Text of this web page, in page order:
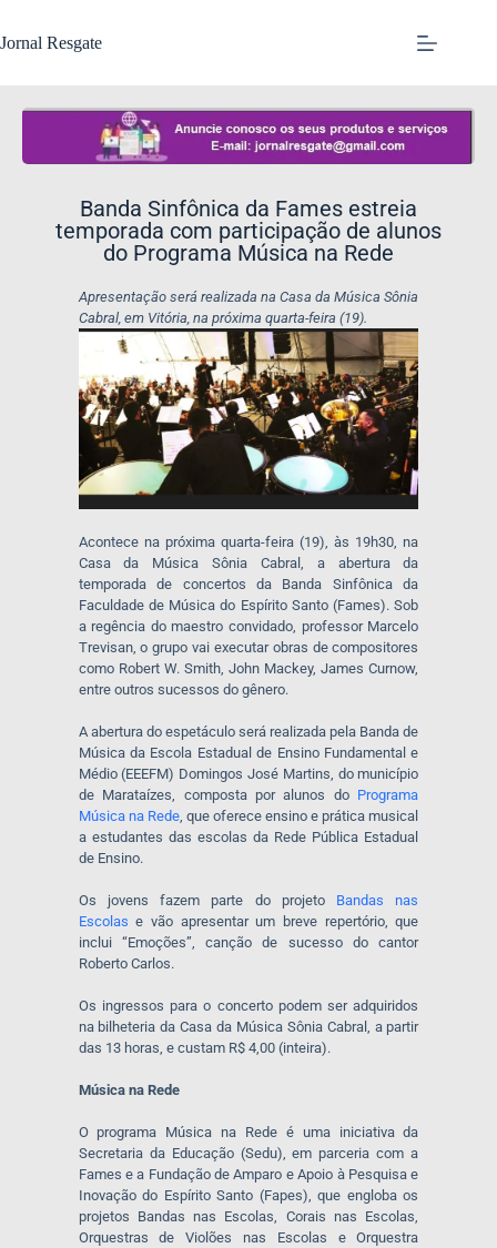
Jornal Resgate
Banda Sinfônica da Fames estreia
temporada com participação de alunos
do Programa Música na Rede
Apresentação será realizada na Casa da Música Sônia
Cabral, em Vitória, na próxima quarta-feira (19).
Acontece na próxima quarta-feira (19), às 19h30, na
Casa da Música Sônia Cabral, a abertura da
temporada de concertos da Banda Sinfônica da
Faculdade de Música do Espírito Santo (Fames). Sob
a regência do maestro convidado, professor Marcelo
Trevisan, o grupo vai executar obras de compositores
como Robert W. Smith, John Mackey, James Curnow,
entre outros sucessos do gênero.
A abertura do espetáculo será realizada pela Banda de
Música da Escola Estadual de Ensino Fundamental e
Médio (EEEFM) Domingos José Martins, do município
de Marataízes, composta por alunos do Programa
Música na Rede, que oferece ensino e prática musical
a estudantes das escolas da Rede Pública Estadual
de Ensino.
Os jovens fazem parte do projeto Bandas nas
Escolas e vão apresentar um breve repertório, que
inclui “Emoções”, canção de sucesso do cantor
Roberto Carlos.
Os ingressos para o concerto podem ser adquiridos
na bilheteria da Casa da Música Sônia Cabral, a partir
das 13 horas, e custam R$ 4,00 (inteira).
Música na Rede
O programa Música na Rede é uma iniciativa da
Secretaria da Educação (Sedu), em parceria com a
Fames e a Fundação de Amparo e Apoio à Pesquisa e
Inovação do Espírito Santo (Fapes), que engloba os
projetos Bandas nas Escolas, Corais nas Escolas,
Orquestras de Violões nas Escolas e Orquestra